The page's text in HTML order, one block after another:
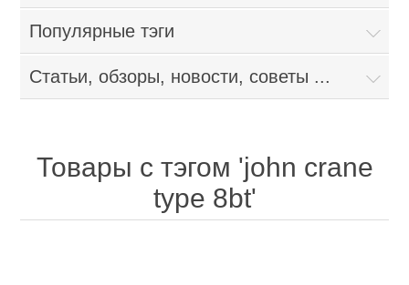
Популярные тэги
Статьи, обзоры, новости, советы ...
Товары с тэгом 'john crane
type 8bt'